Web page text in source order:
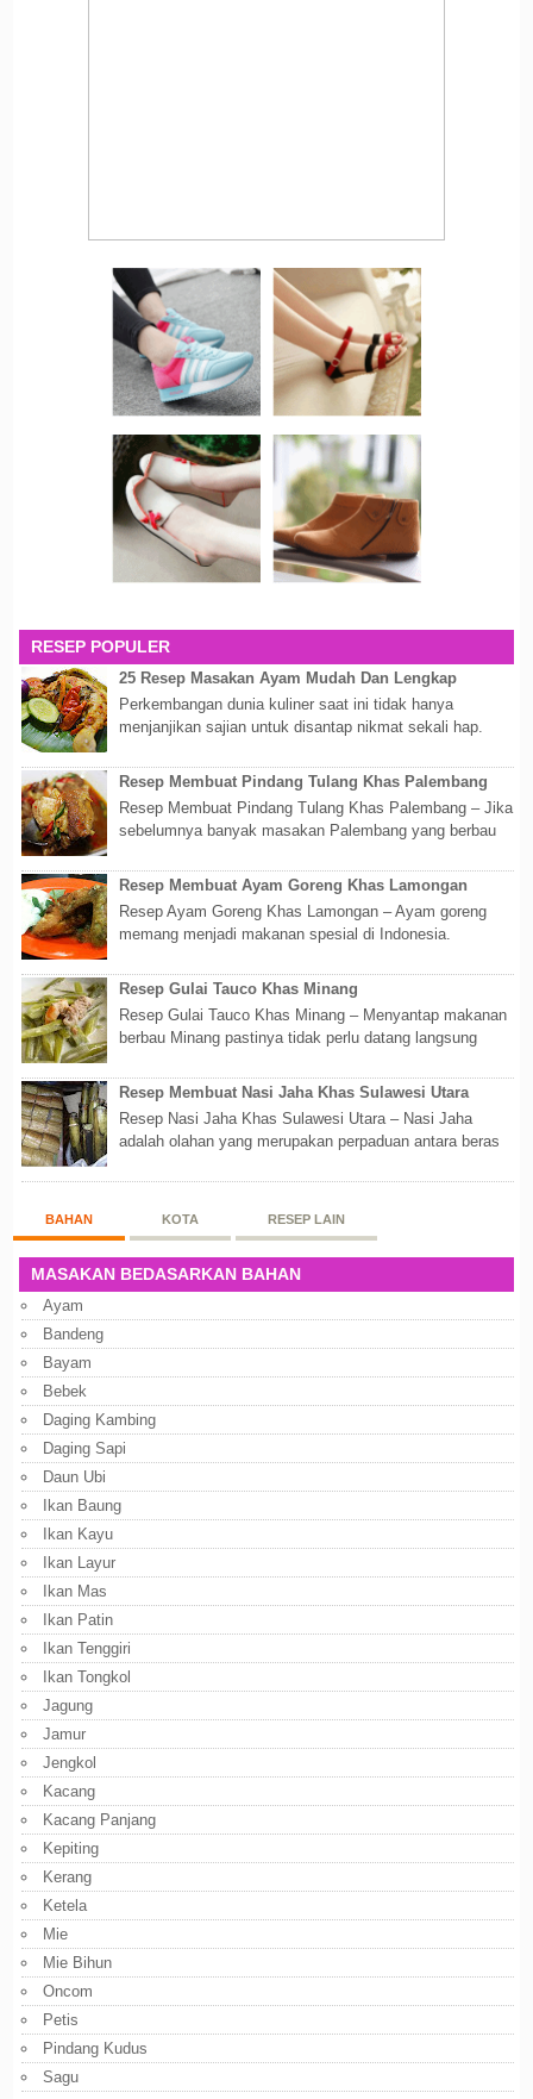
RESEP POPULER
25 Resep Masakan Ayam Mudah Dan Lengkap
Perkembangan dunia kuliner saat ini tidak hanya
menjanjikan sajian untuk disantap nikmat sekali hap.
Resep Membuat Pindang Tulang Khas Palembang
Resep Membuat Pindang Tulang Khas Palembang – Jika
sebelumnya banyak masakan Palembang yang berbau
Resep Membuat Ayam Goreng Khas Lamongan
Resep Ayam Goreng Khas Lamongan – Ayam goreng
memang menjadi makanan spesial di Indonesia.
Resep Gulai Tauco Khas Minang
Resep Gulai Tauco Khas Minang – Menyantap makanan
berbau Minang pastinya tidak perlu datang langsung
Resep Membuat Nasi Jaha Khas Sulawesi Utara
Resep Nasi Jaha Khas Sulawesi Utara – Nasi Jaha
adalah olahan yang merupakan perpaduan antara beras
BAHAN KOTA RESEP LAIN
MASAKAN BEDASARKAN BAHAN
Ayam
Bandeng
Bayam
Bebek
Daging Kambing
Daging Sapi
Daun Ubi
Ikan Baung
Ikan Kayu
Ikan Layur
Ikan Mas
Ikan Patin
Ikan Tenggiri
Ikan Tongkol
Jagung
Jamur
Jengkol
Kacang
Kacang Panjang
Kepiting
Kerang
Ketela
Mie
Mie Bihun
Oncom
Petis
Pindang Kudus
Sagu